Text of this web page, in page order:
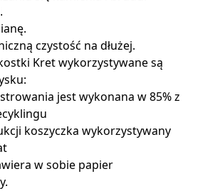
czystość na dłużej.
Kret wykorzystywane są
jest wykonana w 85% z
koszyczka wykorzystywany
w sobie papier